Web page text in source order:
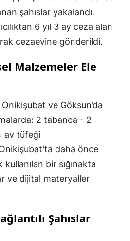
şahıslar yakalandı.
6 yıl 3 ay ceza alan
cezaevine gönderildi.
Malzemeler Ele
ve Göksun’da
2 tabanca - 2
av tüfeği
daha önce
kullanılan bir sığınakta
ve dijital materyaller
Şahıslar